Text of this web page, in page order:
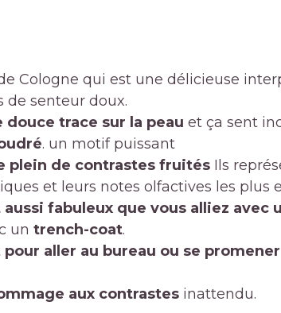
Cologne qui est une délicieuse
de senteur doux.
douce trace sur la peau et ça sent
. un motif puissant
plein de contrastes fruités Ils
et leurs notes olfactives les plus
fabuleux que vous alliez avec
un trench-coat.
pour aller au bureau ou se
aux contrastes inattendu.